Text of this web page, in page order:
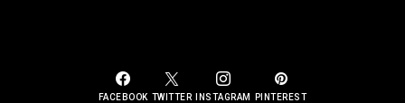
FACEBOOK TWITTER
INSTAGRAM
PINTEREST